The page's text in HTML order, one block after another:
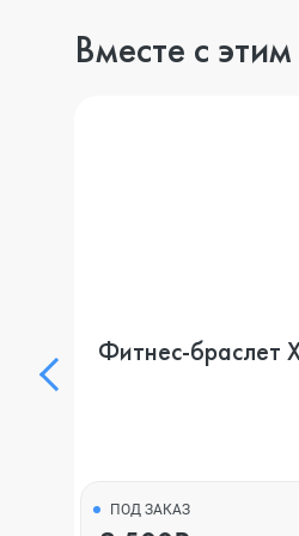
Вместе с
Фитнес-браслет
ПОД ЗАКАЗ